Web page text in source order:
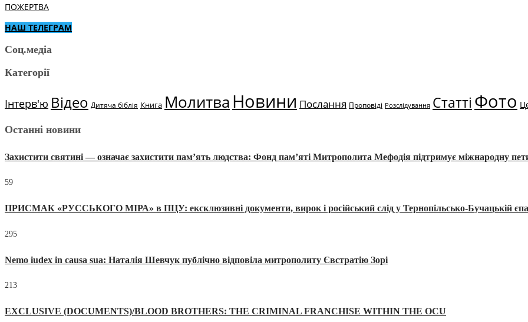
ПОЖЕРТВА
НАШ ТЕЛЕГРАМ
Соц.медіа
Категорії
Інтерв'ю Відео Дитяча біблія Книга МолитваНовини Послання Проповіді Розслідування Статті Фото
Останні новини
Захистити святині — означає захистити пам’ять людства: Фонд пам’яті Митрополита Мефодія підтримує міжнародну
59
ПРИСМАК «РУССЬКОГО МІРА» в ПЦУ: ексклюзивні документи, вирок і російський слід у Тернопільсько-Бучацькій
295
Nemo iudex in causa sua: Наталія Шевчук публічно відповіла митрополиту Євстратію Зорі
213
EXCLUSIVE (DOCUMENTS)/BLOOD BROTHERS: THE CRIMINAL FRANCHISE WITHIN THE OCU